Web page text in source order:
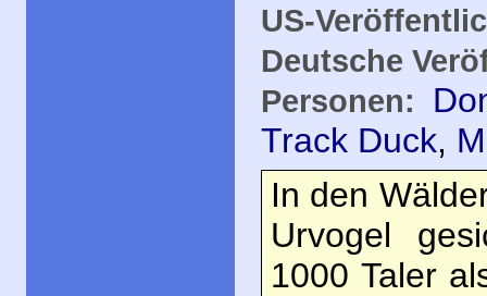
US-
Deutsche
Personen:
Track Duck,
In den
Urvogel
1000 Taler